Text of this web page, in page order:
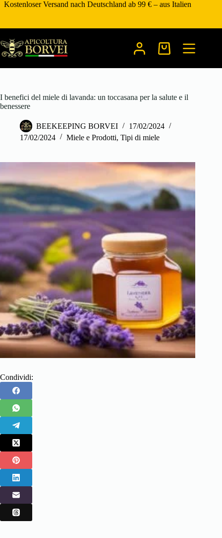
Zum
Kostenloser Versand nach Deutschland ab 99 € – aus Italien
Warenkorb
I benefici del miele di lavanda: un toccasana per la salute e il
benessere
BEEKEEPING BORVEI
17/02/2024
17/02/2024
Miele e Prodotti, Tipi di miele
Condividi: